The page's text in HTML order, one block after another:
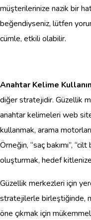
müşterilerinize nazik bir
beğendiyseniz, lütfen
cümle, etkili olabilir.
Anahtar Kelime
diğer stratejidir. Güzellik
anahtar kelimeleri web
kullanmak, arama
Örneğin, “saç bakımı”,
oluşturmak, hedef kitlenize
Güzellik merkezleri için
stratejilerle birleştiğinde,
öne çıkmak için